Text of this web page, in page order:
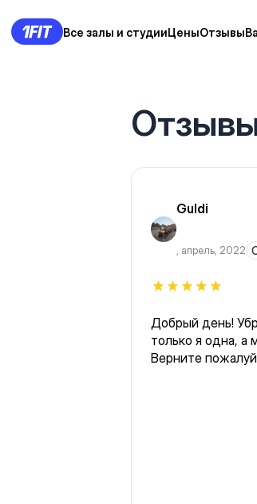
Все залы и студииЦеныОтзывы
Guldi
, апрель, 2022
Добрый день!
только я одна, а многие ищут что поближе, а не где Круто!)